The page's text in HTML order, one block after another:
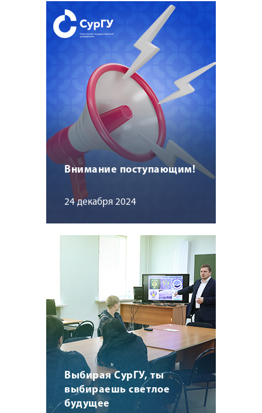
Внимание поступающим!
24 декабря 2024
Выбирая СурГУ, ты
выбираешь светлое
будущее